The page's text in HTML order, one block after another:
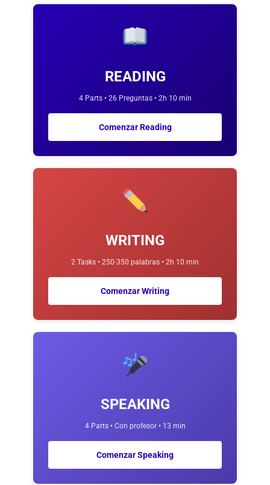
READING
4 Parts • 26 Preguntas • 2h 10 min
Comenzar Reading
WRITING
2 Tasks • 250-350 palabras • 2h 10 min
Comenzar Writing
SPEAKING
4 Parts • Con profesor • 13 min
Comenzar Speaking